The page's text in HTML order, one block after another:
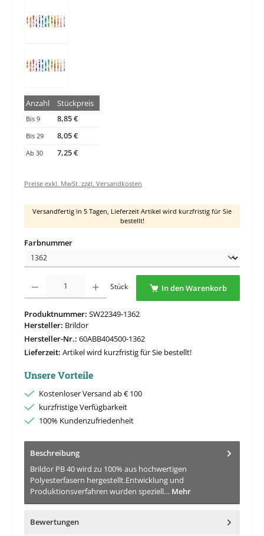
Anzahl Stückpreis
Bis9 8,85 €
Bis 29 8,05 €
Ab30 7,25 €
Preise exkl. MwSt. zzgl. Versandkosten
Versandfertig in 5 Tagen, Lieferzeit Artikel wird kurzfristig für Sie
bestellt!
Farbnummerauswählen
Produkt Anzahl: Gib den gewünschten Wert ein oder benutze die Schaltflächen um
Stück In den Warenkorb
Produktnummer: SW22349-1362
Hersteller: Brildor
Hersteller-Nr.: 60ABB404500-1362
Lieferzeit: Artikel wird kurzfristig für Sie bestellt!
Unsere Vorteile
Kostenloser Versand ab € 100
kurzfristige Verfügbarkeit
100% Kundenzufriedenheit
Beschreibung
Brildor PB 40 wird zu 100% aus hochwertigen
Polyesterfasern hergestellt.Entwicklung und
Produktionsverfahren wurden speziell… Mehr
Bewertungen